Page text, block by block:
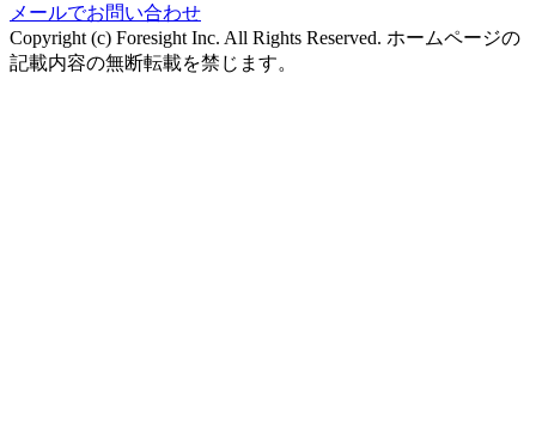
メールでお問い合わせ
Copyright (c) Foresight Inc. All Rights Reserved. ホームページの
記載内容の無断転載を禁じます。